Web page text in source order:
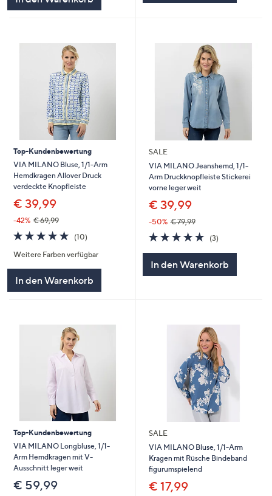
Top-Kundenbewertung
VIA MILANO Bluse, 1/1-Arm
Hemdkragen Allover Druck
verdeckte Knopfleiste
€ 39,99
-42% € 69,99
4.7
von
5
(10)10
Weitere Farben verfügbar
In den Warenkorb
SALE
VIA MILANO Jeanshemd, 1/1-
Arm Druckknopfleiste Stickerei
vorne leger weit
€ 39,99
-50% € 79,99
4.7
von
(3)3
In den Warenkorb
Top-Kundenbewertung
VIA MILANO Longbluse, 1/1-
Arm Hemdkragen mit V-
Ausschnitt leger weit
€ 59,99
SALE
VIA MILANO Bluse, 1/1-Arm
Kragen mit Rüsche Bindeband
figurumspielend
€ 17,99